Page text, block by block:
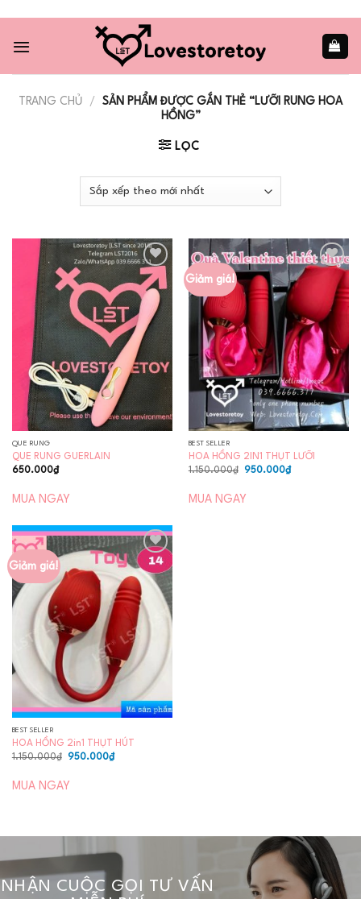
content
TRANG CHỦ /
SẢN PHẨM ĐƯỢC GẮN THẺ “LƯỠI RUNG HOA
HỒNG”
LỌC
Add to
wishlist
QUE RUNG
QUE RUNG GUERLAIN
650.000₫
MUA NGAY
Giảm giá!
Add to
wishlist
BEST SELLER
HOA HỒNG 2IN1 THỤT LƯỠI
1.150.000₫
Giá
1.150.000₫.
950.000₫Giá
MUA NGAY
Giảm giá!
Add to
wishlist
BEST SELLER
HOA HỒNG 2in1 THỤT HÚT
1.150.000₫
Giá
1.150.000₫.
950.000₫Giá
MUA NGAY
NHẬN CUỘC GỌI TƯ VẤN